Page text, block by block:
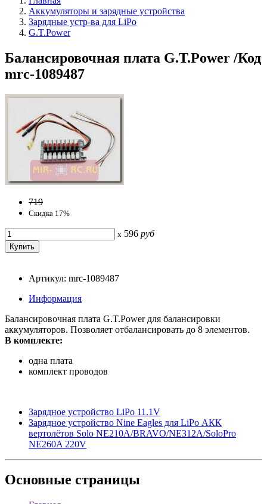
Аккумуляторы и зарядные устройства
Зарядные устр-ва для LiPo
G.T.Power
Балансировочная плата G.T.Power /Код
mrc-1089487
719
Скидка 17%
x 596 руб
Артикул: mrc-1089487
Информация
Балансировочная плата G.T.Power для балансировки
аккумуляторов. Позволяет отбалансировать до 8 элементов.
В комплекте:
одна плата
комплект проводов
Зарядное устройство LiPo 11.1V
Зарядное устройство Nine Eagles для LiPo АКК
вертолётов Solo NE210A/BRAVO/NE312A/SoloPro
NE260A 220V
Основные страницы